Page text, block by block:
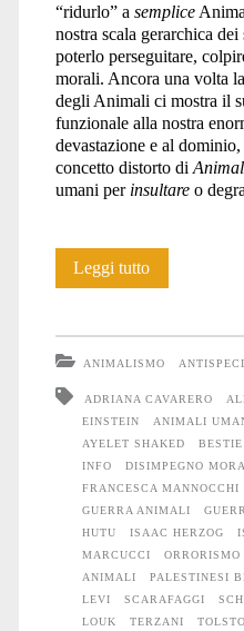
“ridurlo” a semplice
nostra scala gerarchica
poterlo perseguitare,
morali. Ancora una volta
degli Animali ci mostra il
funzionale alla nostra
devastazione e al
concetto distorto di
umani per insultareo
Leggi tuttoIl
ANIMALISMO
ADRIANA CAVARERO
EINSTEIN
ANIMALI
AYELET SHAKED
BESTIE
INFO
DISIMPEGNO
FRANCESCA MANNOCCHI
GUERRA ANIMALI
HUTU
ISAAC HERZOG
MARCUCCI
ORRORISMO
ANIMALI
PALESTINESI
LEVI
SCARAFAGGI
LOUK
TERZANI